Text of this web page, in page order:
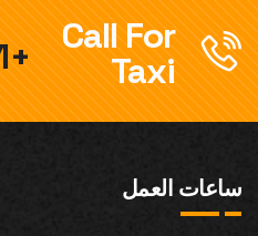
Call For
Taxi
+96569694241
ساعات العمل